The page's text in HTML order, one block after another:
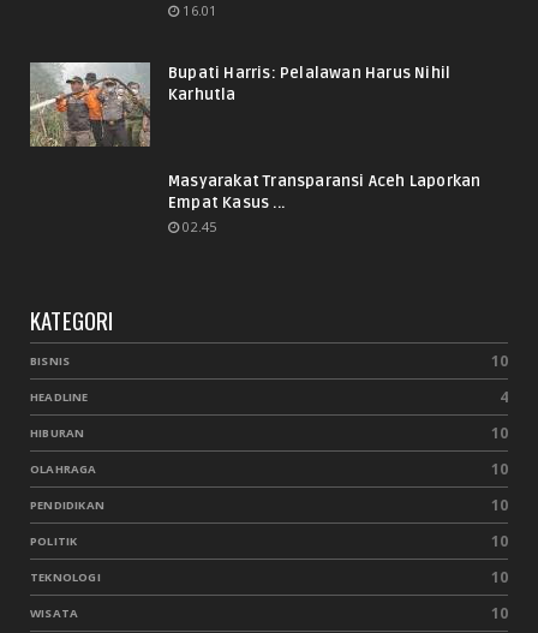
16.01
Bupati Harris: Pelalawan Harus Nihil
Karhutla
Masyarakat Transparansi Aceh Laporkan
Empat Kasus ...
02.45
KATEGORI
BISNIS 10
HEADLINE 4
HIBURAN 10
OLAHRAGA 10
PENDIDIKAN 10
POLITIK 10
TEKNOLOGI 10
WISATA 10